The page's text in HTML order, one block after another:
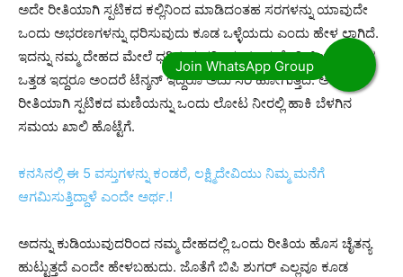
ಅದೇ ರೀತಿಯಾಗಿ ಸ್ಪಟಿಕದ ಕಲ್ಲಿನಿಂದ ಮಾಡಿದಂತಹ ಸರಗಳನ್ನು ಯಾವುದೇ
ಒಂದು ಅಭರಣಗಳನ್ನು ಧರಿಸುವುದು ಕೂಡ ಒಳ್ಳೆಯದು ಎಂದು ಹೇಳ ಲಾಗಿದೆ.
ಇದನ್ನು ನಮ್ಮ ದೇಹದ ಮೇಲೆ ಧರಿಸುವುದರಿಂದ ಯಾವುದೇ ರೀತಿಯಾದಂತಹ
ಒತ್ತಡ ಇದ್ದರೂ ಅಂದರೆ ಟೆನ್ಶನ್ ಇದ್ದರೂ ಅದು ಸರಿ ಹೋಗುತ್ತದೆ. ಅದೇ
ರೀತಿಯಾಗಿ ಸ್ಪಟಿಕದ ಮಣಿಯನ್ನು ಒಂದು ಲೋಟ ನೀರಲ್ಲಿ ಹಾಕಿ ಬೆಳಗಿನ
ಸಮಯ ಖಾಲಿ ಹೊಟ್ಟೆಗೆ.
ಕನಸಿನಲ್ಲಿ ಈ 5 ವಸ್ತುಗಳನ್ನು ಕಂಡರೆ, ಲಕ್ಷ್ಮಿದೇವಿಯು ನಿಮ್ಮ ಮನೆಗೆ
ಆಗಮಿಸುತ್ತಿದ್ದಾಳೆ ಎಂದೇ ಅರ್ಥ.!
ಅದನ್ನು ಕುಡಿಯುವುದರಿಂದ ನಮ್ಮ ದೇಹದಲ್ಲಿ ಒಂದು ರೀತಿಯ ಹೊಸ ಚೈತನ್ಯ
ಹುಟ್ಟುತ್ತದೆ ಎಂದೇ ಹೇಳಬಹುದು. ಜೊತೆಗೆ ಬಿಪಿ ಶುಗರ್ ಎಲ್ಲವೂ ಕೂಡ